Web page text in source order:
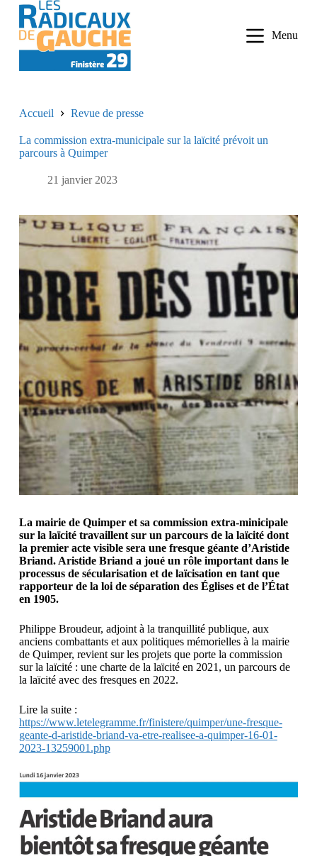
n
Menu
Accueil Revue de presse
La commission extra-municipale sur la laïcité prévoit un
parcours à Quimper
21 janvier 2023
La mairie de Quimper et sa commission extra-minicipale
sur la laïcité travaillent sur un parcours de la laïcité dont
la premier acte visible sera une fresque géante d’Aristide
Briand. Aristide Briand a joué un rôle important dans le
processus de sécularisation et de laïcisation en tant que
rapporteur de la loi de séparation des Églises et de l’État
en 1905.
Philippe Broudeur, adjoint à la tranquillité publique, aux
anciens combattants et aux politiques mémorielles à la mairie
de Quimper, revient sur les projets que porte la commission
sur la laïcité : une charte de la laïcité en 2021, un parcours de
la laïcité avec des fresques en 2022.
Lire la suite :
https://www.letelegramme.fr/finistere/quimper/une-fresque-
geante-d-aristide-briand-va-etre-realisee-a-quimper-16-01-
2023-13259001.php